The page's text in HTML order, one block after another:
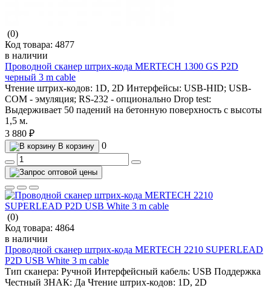
(0)
Код товара: 4877
в наличии
Проводной сканер штрих-кода MERTECH 1300 GS P2D
черный 3 m cable
Чтение штрих-кодов: 1D, 2D Интерфейсы: USB-HID; USB-
COM - эмуляция; RS-232 - опционально Drop test:
Выдерживает 50 падений на бетонную поверхность с высоты
1,5 м.
3 880 ₽
В корзину 0
(0)
Код товара: 4864
в наличии
Проводной сканер штрих-кода MERTECH 2210 SUPERLEAD
P2D USB White 3 m cable
Тип сканера: Ручной Интерфейсный кабель: USB Поддержка
Честный ЗНАК: Да Чтение штрих-кодов: 1D, 2D